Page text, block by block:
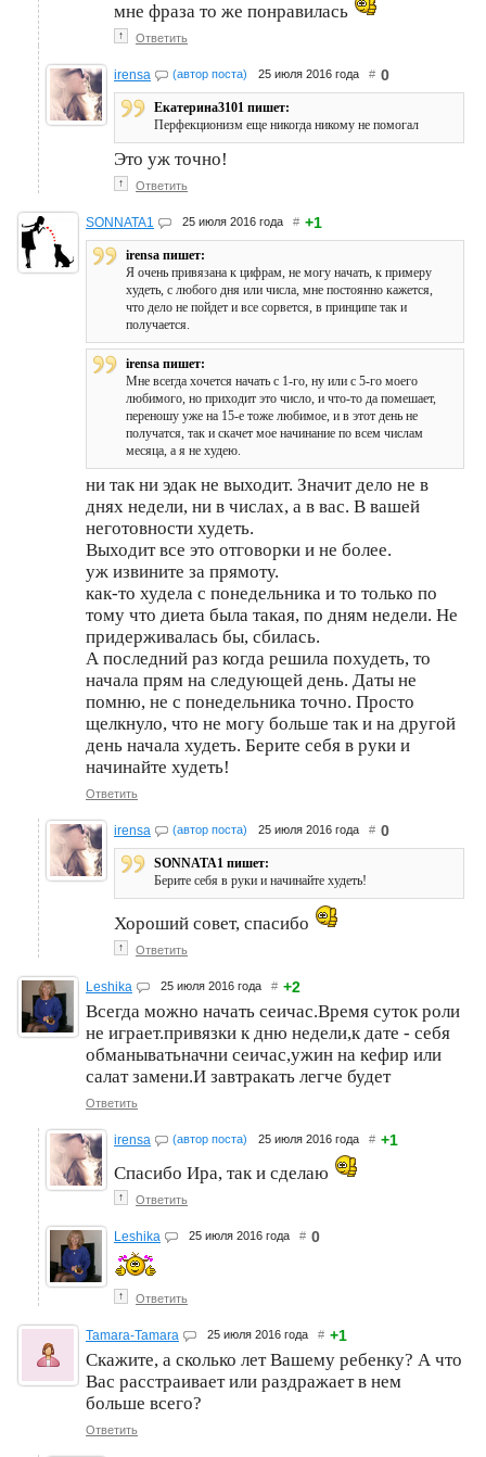
мне фраза то же понравилась
↑ Ответить
irensa (автор поста) 25 июля 2016 года # 0
Екатерина3101 пишет:
Перфекционизм еще никогда никому не помогал
Это уж точно!
↑ Ответить
SONNATA1 25 июля 2016 года # +1
irensa пишет:
Я очень привязана к цифрам, не могу начать, к примеру
худеть, с любого дня или числа, мне постоянно кажется,
что дело не пойдет и все сорвется, в принципе так и
получается.
irensa пишет:
Мне всегда хочется начать с 1-го, ну или с 5-го моего
любимого, но приходит это число, и что-то да помешает,
переношу уже на 15-е тоже любимое, и в этот день не
получатся, так и скачет мое начинание по всем числам
месяца, а я не худею.
ни так ни эдак не выходит. Значит дело не в
днях недели, ни в числах, а в вас. В вашей
неготовности худеть.
Выходит все это отговорки и не более.
уж извините за прямоту.
как-то худела с понедельника и то только по
тому что диета была такая, по дням недели. Не
придерживалась бы, сбилась.
А последний раз когда решила похудеть, то
начала прям на следующей день. Даты не
помню, не с понедельника точно. Просто
щелкнуло, что не могу больше так и на другой
день начала худеть. Берите себя в руки и
начинайте худеть!
Ответить
irensa (автор поста) 25 июля 2016 года # 0
SONNATA1 пишет:
Берите себя в руки и начинайте худеть!
Хороший совет, спасибо
↑ Ответить
Leshika 25 июля 2016 года # +2
Всегда можно начать сеичас.Время суток роли
не играет.привязки к дню недели,к дате - себя
обманыватьначни сеичас,ужин на кефир или
салат замени.И завтракать легче будет
Ответить
irensa (автор поста) 25 июля 2016 года # +1
Спасибо Ира, так и сделаю
↑ Ответить
Leshika 25 июля 2016 года # 0
↑ Ответить
Tamara-Tamara 25 июля 2016 года # +1
Скажите, а сколько лет Вашему ребенку? А что
Вас расстраивает или раздражает в нем
больше всего?
Ответить